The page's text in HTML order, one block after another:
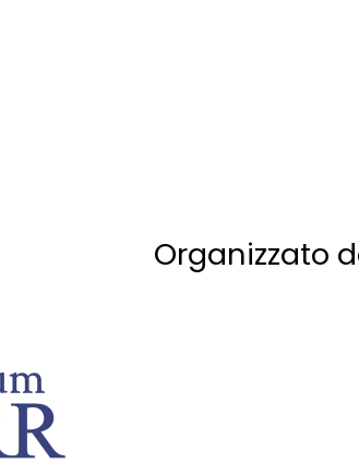
Organizzato